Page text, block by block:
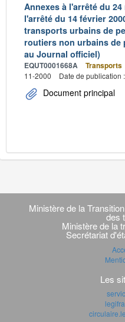
Annexes à l'arrêté du
l'arrêté du 14 février
transports urbains de
routiers non urbains de
au Journal officiel)
EQUT0001668A Transports
11-2000
Date de publication
Document principal
Navigation
transverse
Ministère de la
des
Ministère de la
Secrétariat
Les